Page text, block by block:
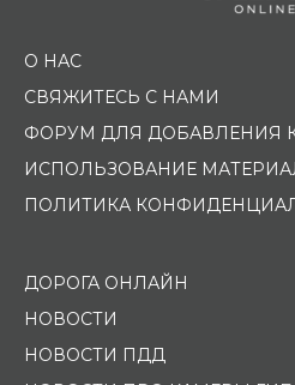
О НАС
СВЯЖИТЕСЬ С НАМИ
ФОРУМ ДЛЯ ДОБАВЛЕНИЯ
ИСПОЛЬЗОВАНИЕ
ПОЛИТИКА
ДОРОГА ОНЛАЙН
НОВОСТИ
НОВОСТИ ПДД